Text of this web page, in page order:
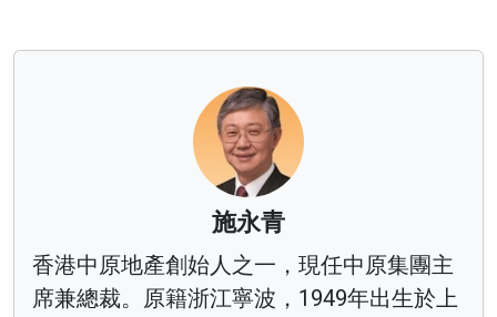
施永青
香港中原地產創始人之一，現任中原集團主
席兼總裁。原籍浙江寧波，1949年出生於上